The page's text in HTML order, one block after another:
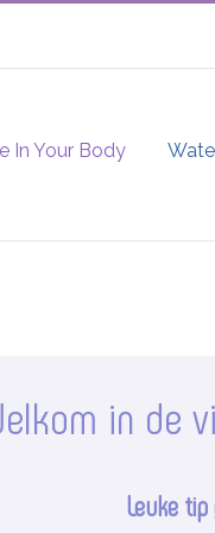
In Your Body
in de
Leuke